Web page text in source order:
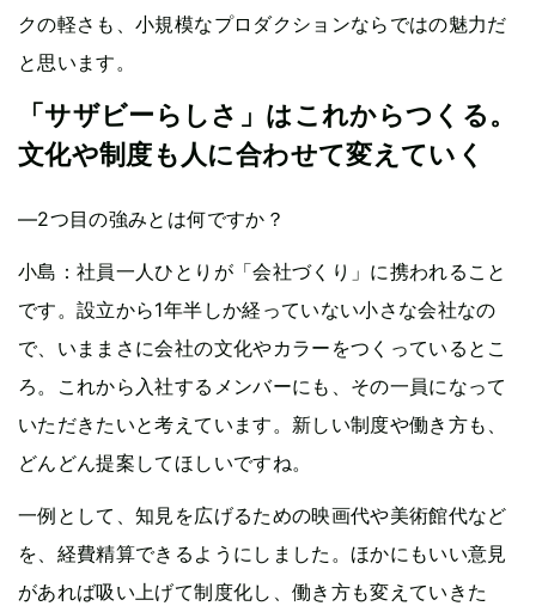
クの軽さも、小規模なプロダクションならではの魅力だ
と思います。
「サザビーらしさ」はこれからつくる。
文化や制度も人に合わせて変えていく
—2つ目の強みとは何ですか？
小島：社員一人ひとりが「会社づくり」に携われること
です。設立から1年半しか経っていない小さな会社なの
で、いままさに会社の文化やカラーをつくっているとこ
ろ。これから入社するメンバーにも、その一員になって
いただきたいと考えています。新しい制度や働き方も、
どんどん提案してほしいですね。
一例として、知見を広げるための映画代や美術館代など
を、経費精算できるようにしました。ほかにもいい意見
があれば吸い上げて制度化し、働き方も変えていきた